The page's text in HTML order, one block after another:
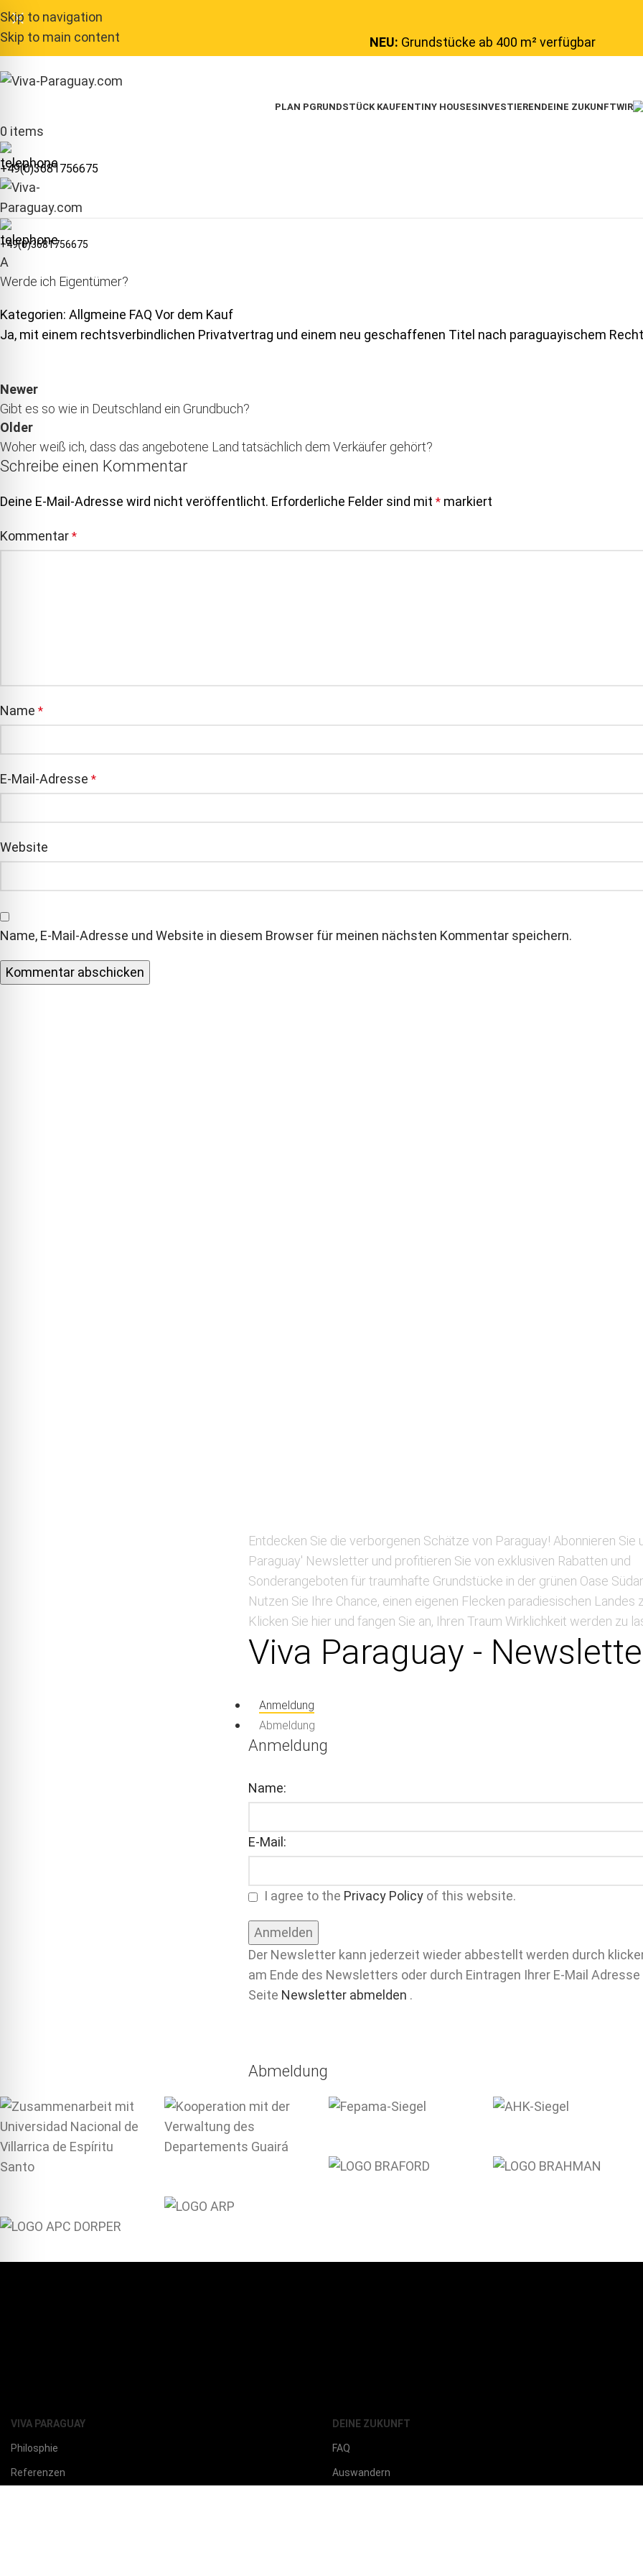
Skip to navigation
Skip to main content
NEU: Grundstücke ab 400 m² verfügbar
PLAN PGRUNDSTÜCK KAUFENTINY HOUSESINVESTIERENDEINE ZUKUNFTWIR
0 items
+49(0)3681756675
+49(0)3681756675
A
Werde ich Eigentümer?
Kategorien: Allgmeine FAQ Vor dem Kauf
Ja, mit einem rechtsverbindlichen Privatvertrag und einem neu geschaffenen Titel nach paraguayischem
Newer
Gibt es so wie in Deutschland ein Grundbuch?
Older
Woher weiß ich, dass das angebotene Land tatsächlich dem Verkäufer gehört?
Schreibe einen Kommentar
Deine E-Mail-Adresse wird nicht veröffentlicht. Erforderliche Felder sind mit * markiert
Kommentar *
Name *
E-Mail-Adresse *
Website
Name, E-Mail-Adresse und Website in diesem Browser für meinen nächsten Kommentar speichern.
Entdecken Sie die verborgenen Schätze von Paraguay! Abonnieren Sie
Paraguay' Newsletter und profitieren Sie von exklusiven Rabatten und
Sonderangeboten für traumhafte Grundstücke in der grünen Oase
Nutzen Sie Ihre Chance, einen eigenen Flecken paradiesischen Landes
Klicken Sie hier und fangen Sie an, Ihren Traum Wirklichkeit werden zu
Viva Paraguay -
Anmeldung
Abmeldung
Anmeldung
Name:
E-Mail:
I agree to the Privacy Policyof this website.
Der Newsletter kann jederzeit wieder abbestellt werden durch
am Ende des Newsletters oder durch Eintragen Ihrer E-Mail
Seite Newsletter abmelden .
Abmeldung
VIVA PARAGUAY
Philosphie
Referenzen
DEINE ZUKUNFT
FAQ
Auswandern